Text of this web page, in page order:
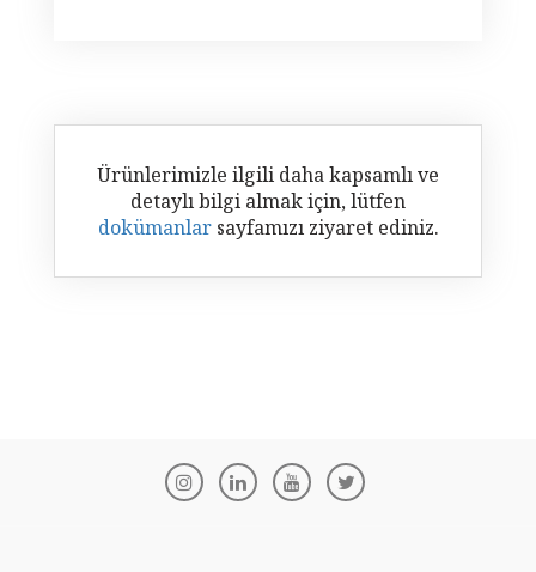
Ürünlerimizle ilgili daha kapsamlı ve
detaylı bilgi almak için, lütfen
dokümanlarsayfamızı ziyaret ediniz.